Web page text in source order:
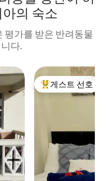
의 숙소
평가를 받은 반려동물
다.
상위 게스트 선호
게스트 선호